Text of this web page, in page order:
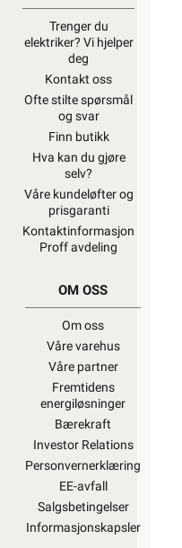
Trenger du
elektriker? Vi hjelper
deg
Kontakt oss
Ofte stilte spørsmål
og svar
Finn butikk
Hva kan du gjøre
selv?
Våre kundeløfter og
prisgaranti
Kontaktinformasjon
Proff avdeling
OM OSS
Om oss
Våre varehus
Våre partner
Fremtidens
energiløsninger
Bærekraft
Investor Relations
Personvernerklæring
EE-avfall
Salgsbetingelser
Informasjonskapsler